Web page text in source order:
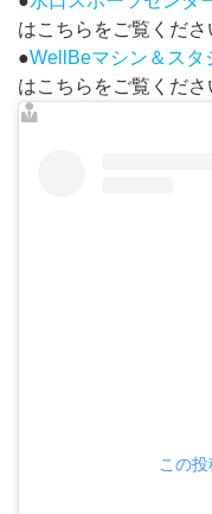
はこちらをご覧くださ
●WellBeマシン＆スタ
はこちらをご覧くださ
この